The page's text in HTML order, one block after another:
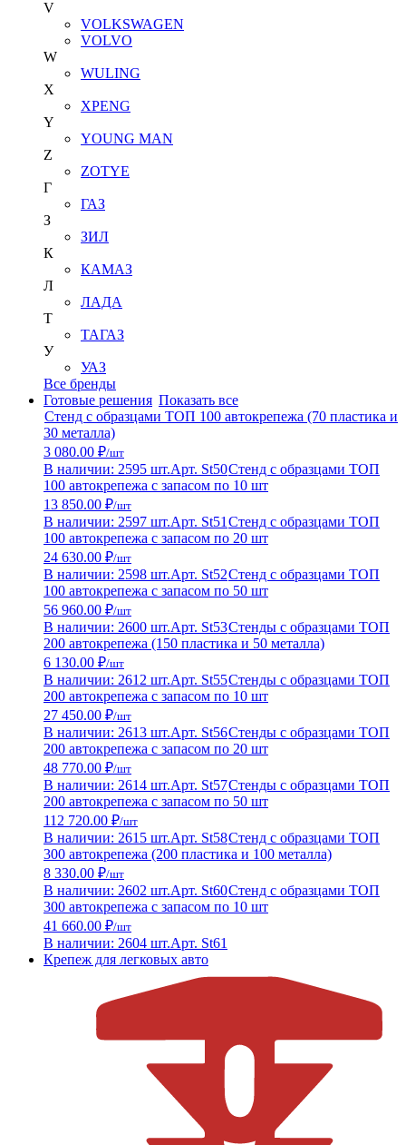
V
VOLKSWAGEN
VOLVO
W
WULING
X
XPENG
Y
YOUNG MAN
Z
ZOTYE
Г
ГАЗ
З
ЗИЛ
К
КАМАЗ
Л
ЛАДА
Т
ТАГАЗ
У
УАЗ
Все бренды
Готовые решения Показать все
Стенд с образцами ТОП 100 автокрепежа (70 пластика и
30 металла)
3 080.00 ₽/шт
В наличии: 2595 шт.Арт. St50Стенд с образцами ТОП
100 автокрепежа с запасом по 10 шт
13 850.00 ₽/шт
В наличии: 2597 шт.Арт. St51 Стенд с образцами ТОП
100 автокрепежа с запасом по 20 шт
24 630.00 ₽/шт
В наличии: 2598 шт.Арт. St52Стенд с образцами ТОП
100 автокрепежа с запасом по 50 шт
56 960.00 ₽/шт
В наличии: 2600 шт.Арт. St53Стенды с образцами ТОП
200 автокрепежа (150 пластика и 50 металла)
6 130.00 ₽/шт
В наличии: 2612 шт.Арт. St55Стенды с образцами ТОП
200 автокрепежа с запасом по 10 шт
27 450.00 ₽/шт
В наличии: 2613 шт.Арт. St56Стенды с образцами ТОП
200 автокрепежа с запасом по 20 шт
48 770.00 ₽/шт
В наличии: 2614 шт.Арт. St57Стенды с образцами ТОП
200 автокрепежа с запасом по 50 шт
112 720.00 ₽/шт
В наличии: 2615 шт.Арт. St58Стенд с образцами ТОП
300 автокрепежа (200 пластика и 100 металла)
8 330.00 ₽/шт
В наличии: 2602 шт.Арт. St60Стенд с образцами ТОП
300 автокрепежа с запасом по 10 шт
41 660.00 ₽/шт
В наличии: 2604 шт.Арт. St61
Крепеж для легковых авто